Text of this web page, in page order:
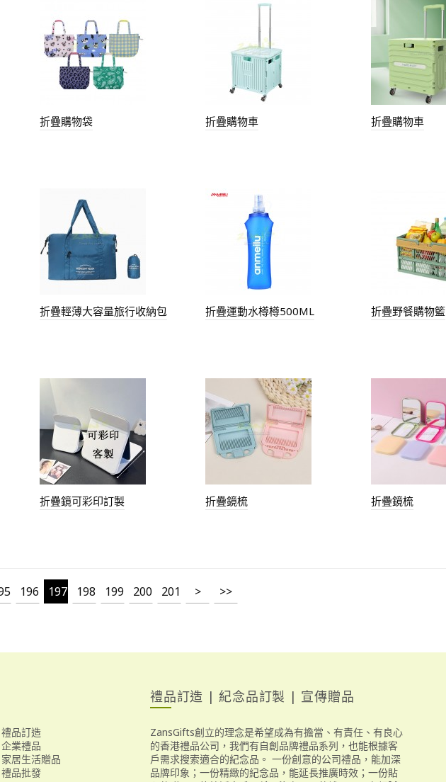
折疊購物袋 折疊購物車 折疊購物車
折疊輕薄大容量旅行收納包 折疊運動水樽樽500ML 折疊野餐購物籃
折疊鏡可彩印訂製 折疊鏡梳 折疊鏡梳
196 197 198 199 200 201 > >>
禮品訂造
企業禮品
家居生活贈品
禮品批發
禮品訂造 | 紀念品訂製 | 宣傳贈品
ZansGifts創立的理念是希望成為有擔當、有責任、有良心
的香港禮品公司，我們有自創品牌禮品系列，也能根據客
戶需求搜索適合的紀念品。 一份創意的公司禮品，能加深
品牌印象；一份精緻的紀念品，能延長推廣時效；一份貼